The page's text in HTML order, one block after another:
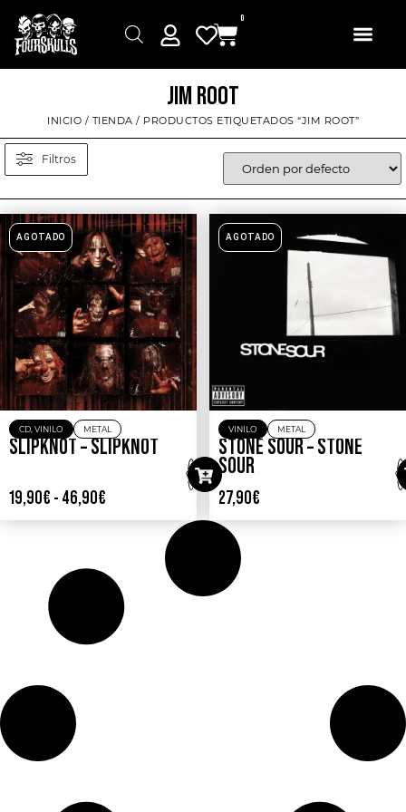
0
JIM ROOT
INICIO / TIENDA / PRODUCTOS ETIQUETADOS “JIM ROOT”
Filtros
AGOTADO
CD, VINILO METAL
SLIPKNOT – SLIPKNOT
19,90€ - 46,90€
AGOTADO
VINILO METAL
STONE SOUR – STONE
SOUR
27,90€